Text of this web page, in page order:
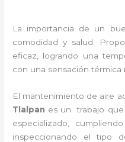
La importancia de un
comodidad y salud.
eficaz, logrando una
con una sensación térmica
El mantenimiento de aire
Tlalpan es un
trabajo
especializado,
inspeccionando el tipo